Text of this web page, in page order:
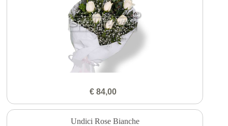
€ 84,00
Undici Rose Bianche